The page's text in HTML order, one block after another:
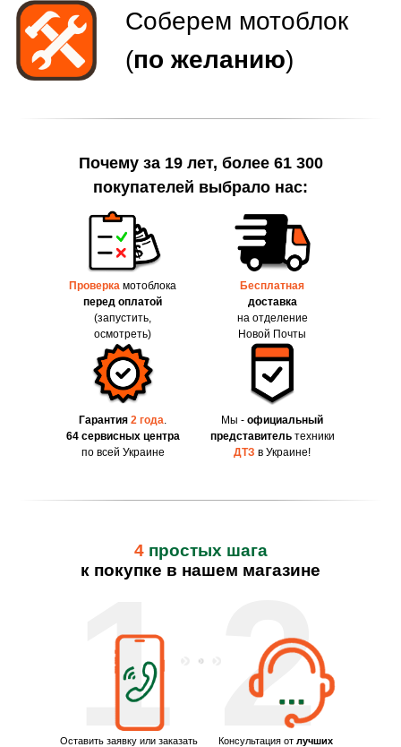
Почему за 19 лет, более 61 300
покупателей выбрало нас:
Проверка мотоблока
перед оплатой
(запустить,
осмотреть)
Гарантия 2 года.
64 сервисных центра
по всей Украине
Бесплатная
доставка
на отделение
Новой Почты
Мы - официальный
представительтехники
ДТЗ в Украине!
1 2
Оставить заявку или заказать Консультация от лучших
4 простых шага
к покупке в нашем магазине